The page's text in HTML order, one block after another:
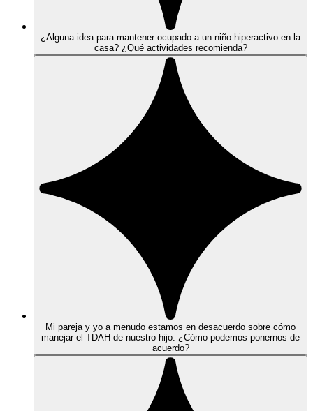
¿Alguna idea para mantener ocupado a un niño hiperactivo en la
casa? ¿Qué actividades recomienda?
Mi pareja y yo a menudo estamos en desacuerdo sobre cómo
manejar el TDAH de nuestro hijo. ¿Cómo podemos ponernos de
acuerdo?